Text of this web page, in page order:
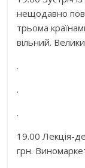
нещодавно
трьома
вільний.
.
.
.
19.00 Лекція-
грн.